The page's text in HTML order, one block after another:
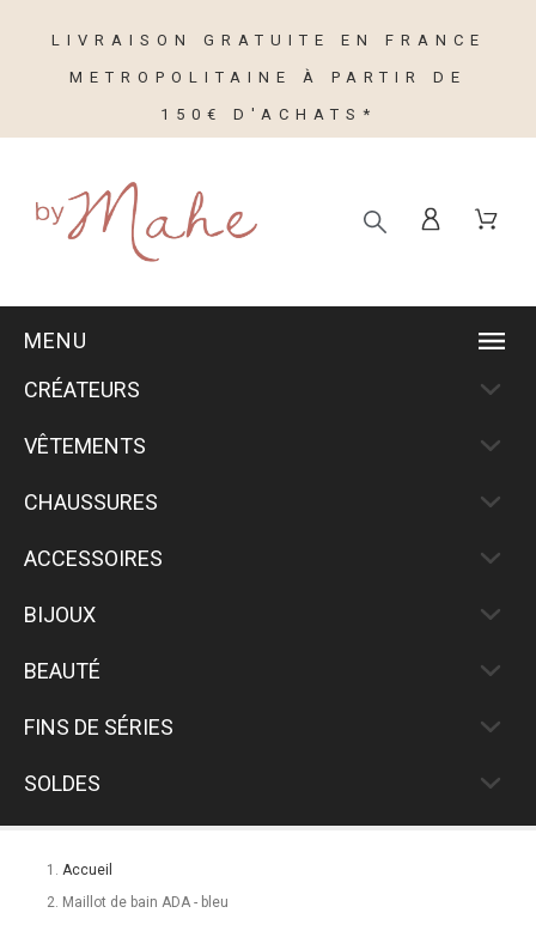
LIVRAISON GRATUITE EN FRANCE
METROPOLITAINE À PARTIR DE
150€ D'ACHATS*
MENU
CRÉATEURS
VÊTEMENTS
CHAUSSURES
ACCESSOIRES
BIJOUX
BEAUTÉ
FINS DE SÉRIES
SOLDES
Accueil
Maillot de bain ADA - bleu